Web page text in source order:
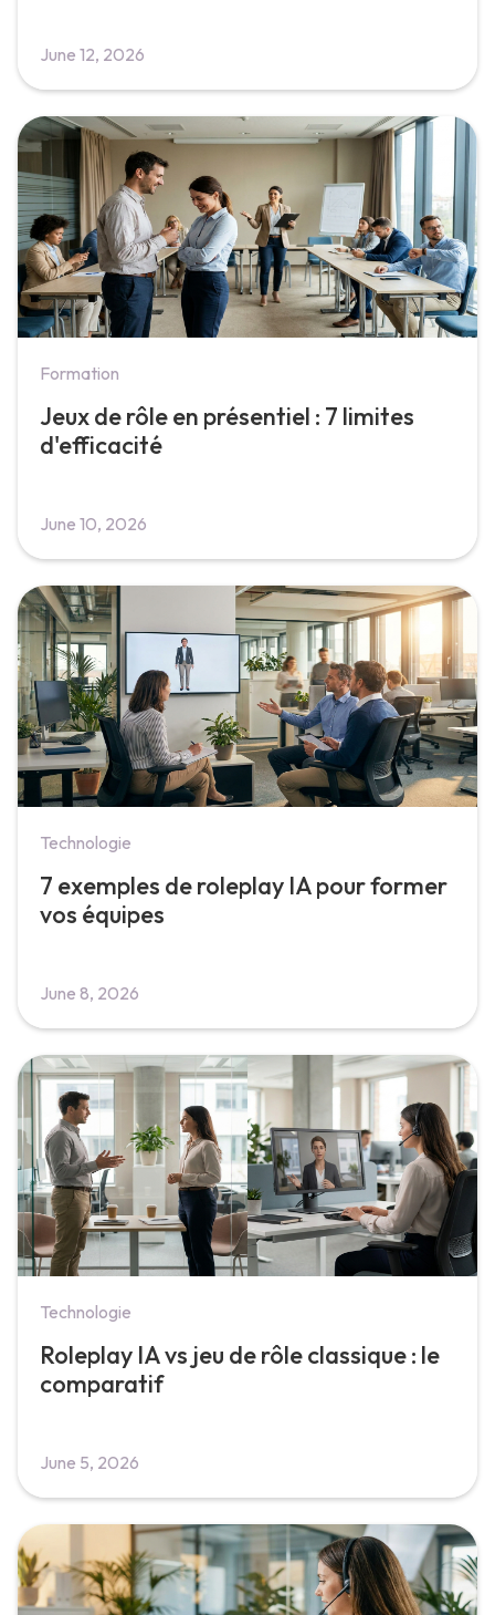
June 12, 2026
Formation
Jeux de rôle en présentiel : 7 limites
d'efficacité
June 10, 2026
Technologie
7 exemples de roleplay IA pour former
vos équipes
June 8, 2026
Technologie
Roleplay IA vs jeu de rôle classique : le
comparatif
June 5, 2026